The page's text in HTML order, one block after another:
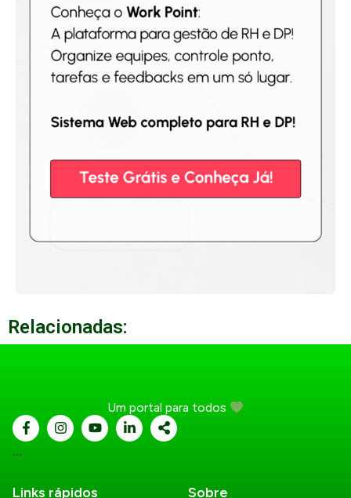
Relacionadas:
Um portal para todos
...
Links rápidos Sobre